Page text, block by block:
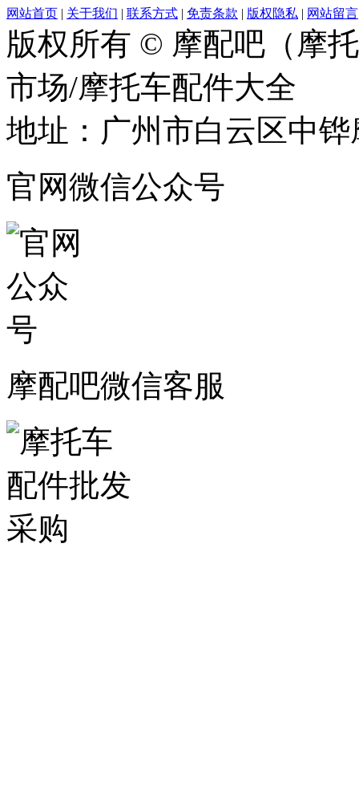
网站首页 | 关于我们 | 联系方式 | 免责条款 | 版权隐私 | 网站留言
版权所有 © 摩配吧（摩
市场/摩托车配件大全
地址：广州市白云区中
官网微信公众号
摩配吧微信客服